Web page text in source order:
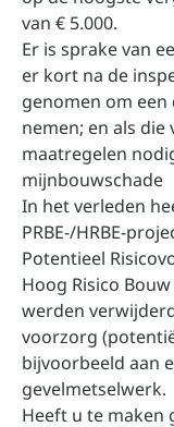
van € 5.000.
Er is sprake van
er kort na de
genomen om
nemen; en als die
maatregelen
mijnbouwschade
In het verleden
PRBE-/HRBE-
Potentieel
Hoog Risico
werden
voorzorg
bijvoorbeeld aan
gevelmetselwerk.
Heeft u te maken